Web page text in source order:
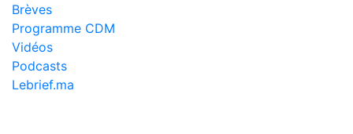
Brèves
Programme CDM
Vidéos
Podcasts
Lebrief.ma